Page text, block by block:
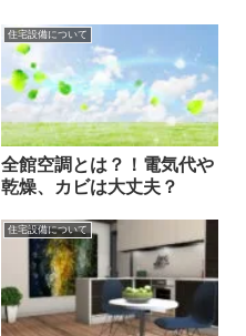
住宅設備について
全館空調とは？！電気代や
乾燥、カビは大丈夫？
住宅設備について